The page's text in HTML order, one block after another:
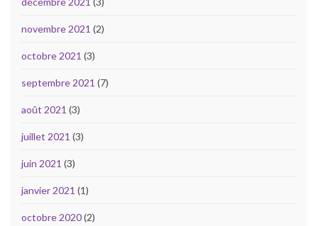
novembre 2021 (2)
octobre 2021 (3)
septembre 2021 (7)
août 2021 (3)
juillet 2021 (3)
juin 2021 (3)
janvier 2021 (1)
octobre 2020(2)